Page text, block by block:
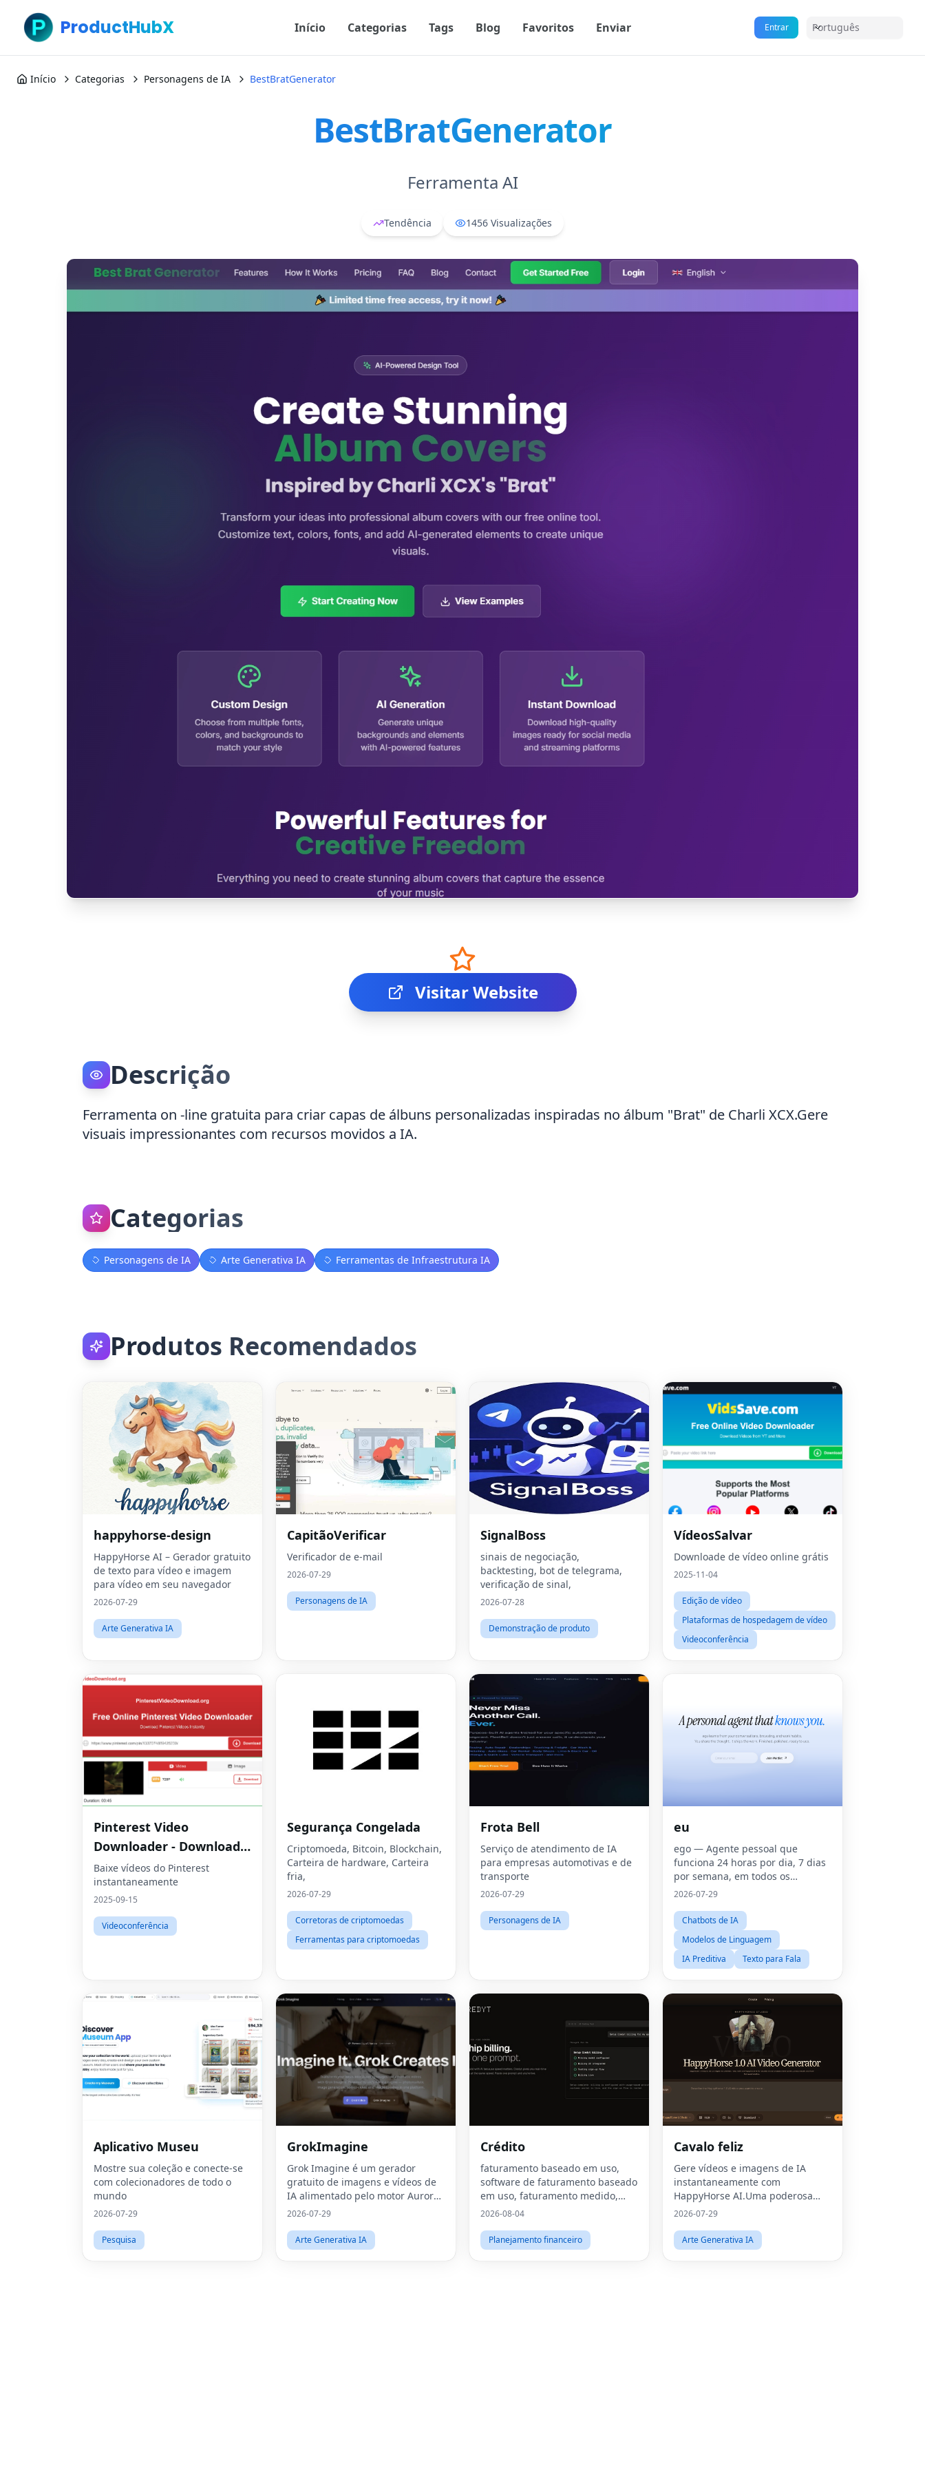
ProductHubX Início Categorias Tags Blog Favoritos Enviar Entrar Português
Início Categorias Personagens de IA BestBratGenerator
BestBratGenerator
Ferramenta AI
Tendência 1456 Visualizações
Visitar Website
Descrição
Ferramenta on -line gratuita para criar capas de álbuns personalizadas inspiradas no álbum "Brat" de Charli XCX.Gere
visuais impressionantes com recursos movidos a IA.
Categorias
Personagens de IA Arte Generativa IA Ferramentas de Infraestrutura IA
Produtos Recomendados
happyhorse-design
HappyHorse AI – Gerador gratuito
de texto para vídeo e imagem
para vídeo em seu navegador
2026-07-29
Arte Generativa IA
CapitãoVerificar
Verificador de e-mail
2026-07-29
Personagens de IA
SignalBoss
sinais de negociação,
backtesting, bot de telegrama,
verificação de sinal,
2026-07-28
Demonstração de produto
VídeosSalvar
Downloade de vídeo online grátis
2025-11-04
Edição de vídeo
Plataformas de hospedagem de vídeo
Videoconferência
Pinterest Video
Downloader - Download
de vídeos HD online
Baixe vídeos do Pinterest
instantaneamente
2025-09-15
Videoconferência
Segurança Congelada
Criptomoeda, Bitcoin, Blockchain,
Carteira de hardware, Carteira
fria,
2026-07-29
Corretoras de criptomoedas
Ferramentas para criptomoedas
Frota Bell
Serviço de atendimento de IA
para empresas automotivas e de
transporte
2026-07-29
Personagens de IA
eu
ego — Agente pessoal que
funciona 24 horas por dia, 7 dias
por semana, em todos os
dispositivos
2026-07-29
Chatbots de IA
Modelos de Linguagem
IA Preditiva
Texto para Fala
Aplicativo Museu
Mostre sua coleção e conecte-se
com colecionadores de todo o
mundo
2026-07-29
Pesquisa
GrokImagine
Grok Imagine é um gerador
gratuito de imagens e vídeos de
IA alimentado pelo motor Aurora
da xAI.Ele combina 20 modelos
Imagine, Flux 2, Sora 2, Veo 3,
Imagen 4
2026-07-29
Arte Generativa IA
Crédito
faturamento baseado em uso,
software de faturamento baseado
em uso, faturamento medido,
faturamento ai, faturamento ai,
em consumo, o que é
faturamento baseado
2026-08-04
Planejamento financeiro
Cavalo feliz
Gere vídeos e imagens de IA
instantaneamente com
HappyHorse AI.Uma poderosa
plataforma de geração de texto
criadores, profissionais de
marketing e empresas.
2026-07-29
Arte Generativa IA